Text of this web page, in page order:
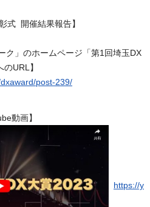
式 開催結果報告】
ク」のホームページ「第1回埼玉DX
URL】
post-239/
動画】
https://y